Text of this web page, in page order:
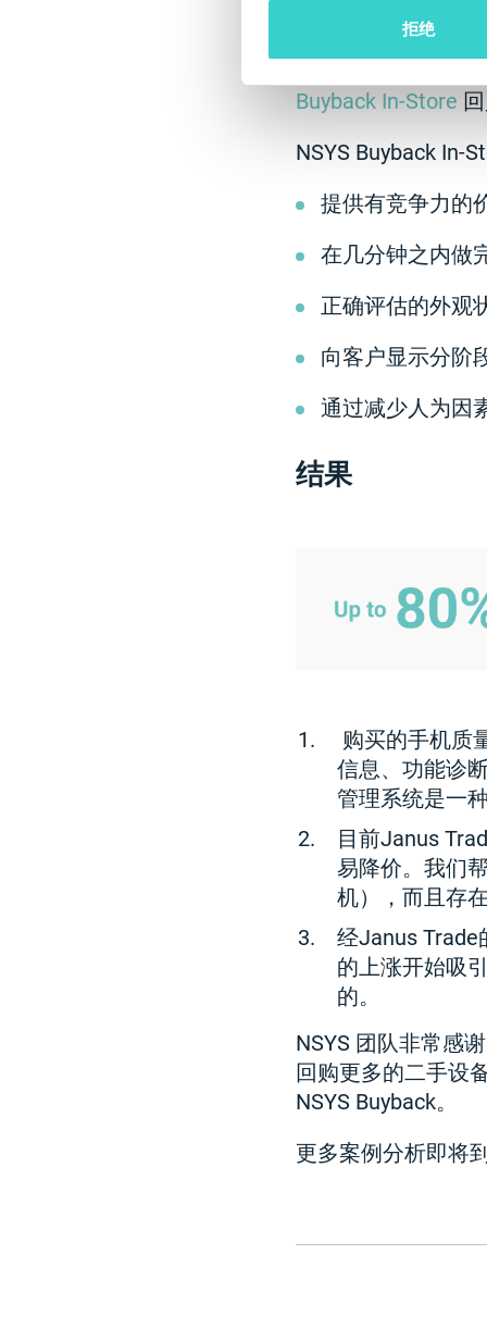
拒绝
解决方案
Buyback In-Store
NSYS Buyback In-
提供有竞争力的
在几分钟之内做
正确评估的外观
向客户显示分阶
通过减少人为因
结果
购买的手机质
信息、功能诊
管理系统是一
目前Janus
易降价。我们
机），而且存
经Janus Trade
的上涨开始吸
的。
NSYS 团队非常感
回购更多的二手设
NSYS Buyback。
更多案例分析即将